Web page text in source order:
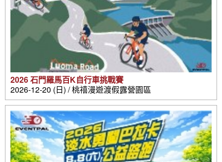
2026 石門羅馬百K自行車挑戰賽
2026-12-20 (日) / 桃禧漫遊渡假露營園區